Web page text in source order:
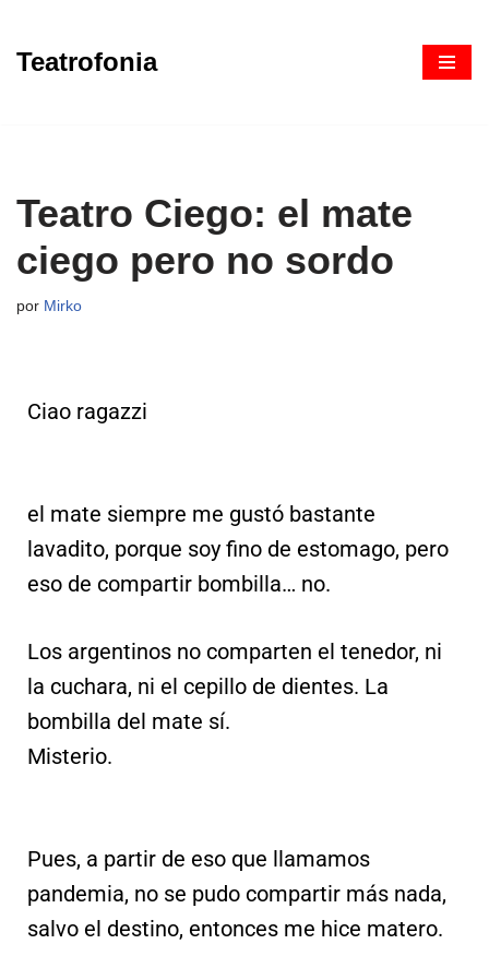
Saltar
Teatrofonia
Teatro Ciego: el mate
ciego pero no sordo
por Mirko
Ciao ragazzi
el mate siempre me gustó bastante
lavadito, porque soy fino de estomago, pero
eso de compartir bombilla… no.
Los argentinos no comparten el tenedor, ni
la cuchara, ni el cepillo de dientes. La
bombilla del mate sí.
Misterio.
Pues, a partir de eso que llamamos
pandemia, no se pudo compartir más nada,
salvo el destino, entonces me hice matero.